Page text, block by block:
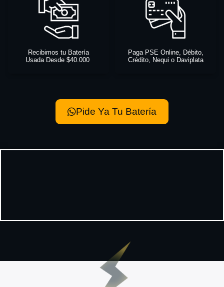
Recibimos tu Batería
Usada Desde $40.000
Paga PSE Online, Débito,
Crédito, Nequi o Daviplata
Pide Ya Tu Batería